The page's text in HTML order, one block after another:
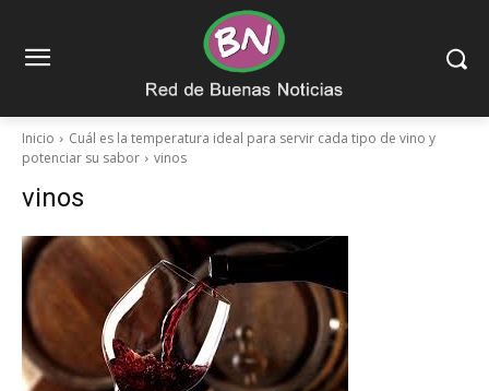
Inicio
Cuál es la temperatura ideal para servir cada tipo de vino y
potenciar su sabor
vinos
vinos